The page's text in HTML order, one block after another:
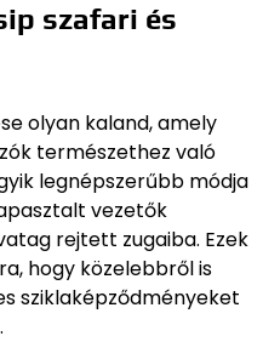
szafari és
olyan kaland, amely
természethez való
legnépszerűbb módja
vezetők
rejtett zugaiba. Ezek
hogy közelebbről is
sziklaképződményeket